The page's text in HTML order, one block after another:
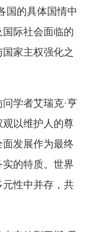
国的具体国情中
际社会面临的
家主权强化之
学者艾瑞克·亨
以维护人的尊
发展作为最终
的特质。世界
性中并存，共